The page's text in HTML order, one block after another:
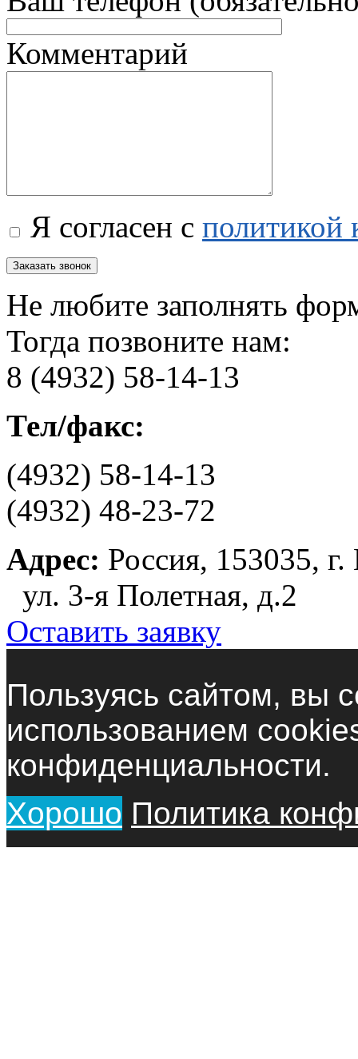
Комментарий
Я согласен с политикой
Не любите заполнять
Тогда позвоните нам:
8 (4932) 58-14-13
Тел/факс:
(4932) 58-14-13
(4932) 48-23-72
Адрес: Россия, 153035,
ул. 3-я Полетная, д.2
Оставить заявку
Пользуясь сайтом, вы
использованием
конфиденциальности.
Хорошо Политика